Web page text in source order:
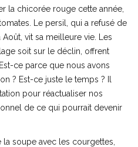
la chicorée rouge cette année,
Le persil, qui a refusé de
vit sa meilleure vie. Les
soit sur le déclin, offrent
ce parce que nous avons
? Est-ce juste le temps ? Il
pour réactualiser nos
de ce qui pourrait devenir
soupe avec les courgettes,